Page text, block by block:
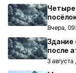
Четыре
Вчера,
Здание
после
3 августа